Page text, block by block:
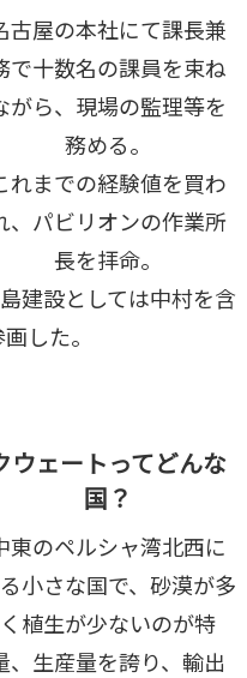
古屋の本社にて課長兼
で十数名の課員を束ね
がら、現場の監理等を
務める。
れまでの経験値を買わ
、パビリオンの作業所
長を拝命。
建設としては中村を含
した。
ウェートってどんな
国？
東のペルシャ湾北西に
小さな国で、砂漠が多
く植生が少ないのが特
生産量を誇り、輸出